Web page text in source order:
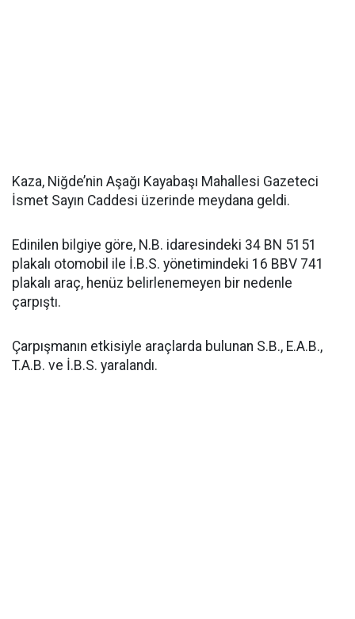
Kaza, Niğde’nin Aşağı Kayabaşı Mahallesi Gazeteci
İsmet Sayın Caddesi üzerinde meydana geldi.
Edinilen bilgiye göre, N.B. idaresindeki 34 BN 5151
plakalı otomobil ile İ.B.S. yönetimindeki 16 BBV 741
plakalı araç, henüz belirlenemeyen bir nedenle
çarpıştı.
Çarpışmanın etkisiyle araçlarda bulunan S.B., E.A.B.,
T.A.B. ve İ.B.S. yaralandı.